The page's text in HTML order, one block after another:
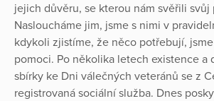
jejich důvěru, se kterou nám svěřili svůj
Nasloucháme jim, jsme s nimi v
kdykoli zjistíme, že něco potřebují,
pomoci. Po několika letech existence a
sbírky ke Dni válečných veteránů se z
registrovaná sociální služba. Dnes